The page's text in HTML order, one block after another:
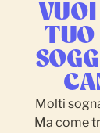
TUO
Molti
Ma come